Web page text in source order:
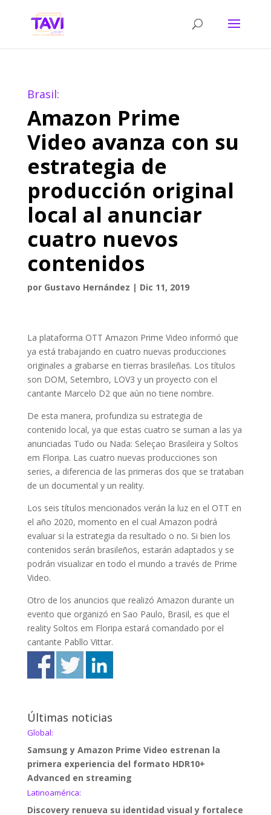
Brasil:
Amazon Prime
Video avanza con su
estrategia de
producción original
local al anunciar
cuatro nuevos
contenidos
por Gustavo Hernández | Dic 11, 2019
La plataforma OTT Amazon Prime Video informó que
ya está trabajando en cuatro nuevas producciones
originales a grabarse en tierras brasileñas. Los títulos
son DOM, Setembro, LOV3 y un proyecto con el
cantante Marcelo D2 que aún no tiene nombre.
De esta manera, profundiza su estrategia de
contenido local, ya que estas cuatro se suman a las ya
anunciadas Tudo ou Nada: Seleçao Brasileira y Soltos
em Floripa. Las cuatro nuevas producciones son
series, a diferencia de las primeras dos que se trataban
de un documental y un reality.
Los seis títulos mencionados verán la luz en el OTT en
el año 2020, momento en el cual Amazon podrá
evaluar si la estrategia da resultado o no. Si bien los
contenidos serán brasileños, estarán adaptados y se
podrán visualizar en todo el mundo a través de Prime
Video.
Otro de los anuncios que realizó Amazon durante un
evento que organizó en Sao Paulo, Brasil, es que el
reality Soltos em Floripa estará comandado por el
cantante Pabllo Vittar.
Últimas noticias
Global:
Samsung y Amazon Prime Video estrenan la
primera experiencia del formato HDR10+
Advanced en streaming
Latinoamérica:
Discovery renueva su identidad visual y fortalece